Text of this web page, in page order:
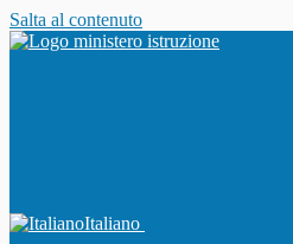
Salta al contenuto
Italiano